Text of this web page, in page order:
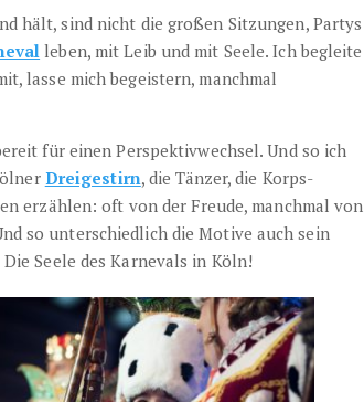
hält, sind nicht die großen Sitzungen, Partys
leben, mit Leib und mit Seele. Ich begleite
lasse mich begeistern, manchmal
für einen Perspektivwechsel. Und so ich
Dreigestirn, die Tänzer, die Korps-
erzählen: oft von der Freude, manchmal von
so unterschiedlich die Motive auch sein
Seele des Karnevals in Köln!